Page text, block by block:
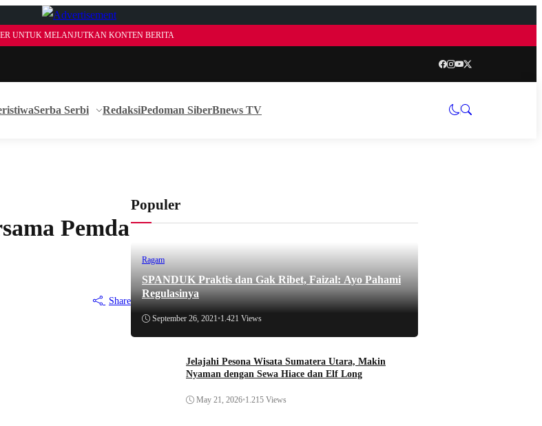
UNTUK MELANJUTKAN KONTEN BERITA
Serba Serbi RedaksiPedoman SiberBnews TV
Pemda
Share
Populer
Ragam
SPANDUK Praktis dan Gak Ribet, Faizal: Ayo Pahami
Regulasinya
September 26, 2021•1.421 Views
Jelajahi Pesona Wisata Sumatera Utara, Makin
Nyaman dengan Sewa Hiace dan Elf Long
May 21, 2026•1.215 Views